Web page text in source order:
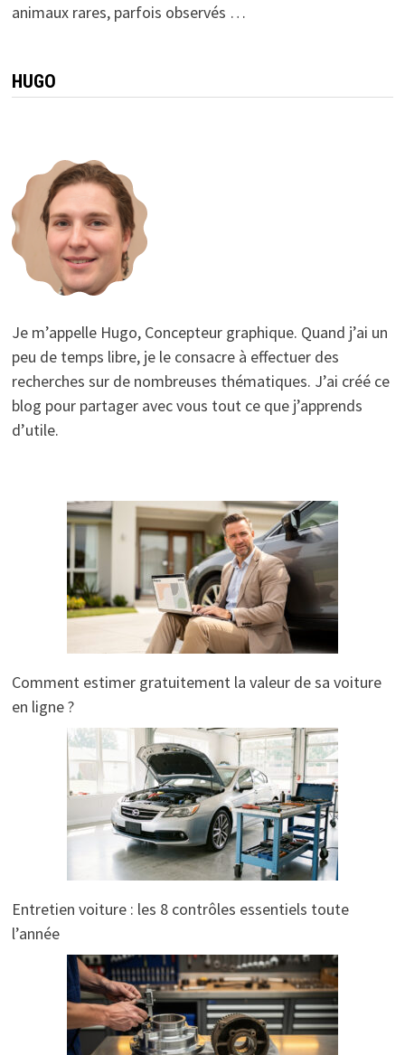
animaux rares, parfois observés …
HUGO
Je m’appelle Hugo, Concepteur graphique. Quand j’ai un
peu de temps libre, je le consacre à effectuer des
recherches sur de nombreuses thématiques. J’ai créé ce
blog pour partager avec vous tout ce que j’apprends
d’utile.
Comment estimer gratuitement la valeur de sa voiture
en ligne ?
Entretien voiture : les 8 contrôles essentiels toute
l’année